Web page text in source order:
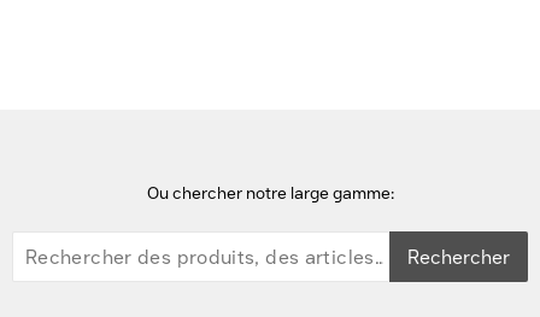
Ou chercher notre large gamme:
Rechercher